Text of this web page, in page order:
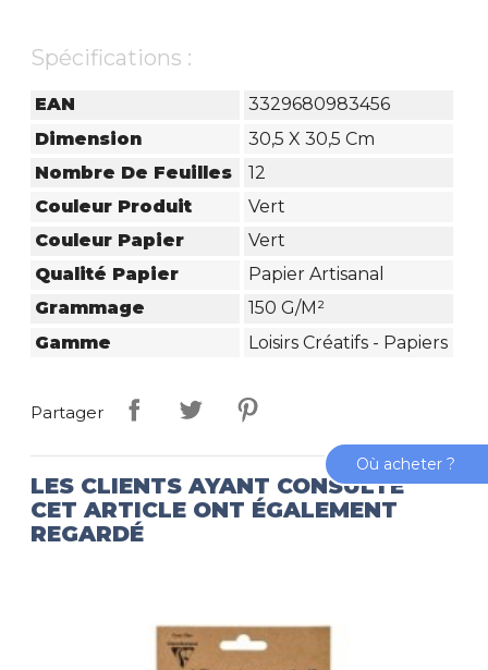
Spécifications :
EAN
3329680983456
Dimension
30,5 X 30,5 Cm
Nombre De Feuilles
12
Couleur Produit
Vert
Couleur Papier
Vert
Qualité Papier
Papier Artisanal
Grammage
150 G/m²
Gamme
Loisirs Créatifs - Papiers
Partager
LES CLIENTS AYANT CONSULTÉ
CET ARTICLE ONT ÉGALEMENT
REGARDÉ
Où acheter ?